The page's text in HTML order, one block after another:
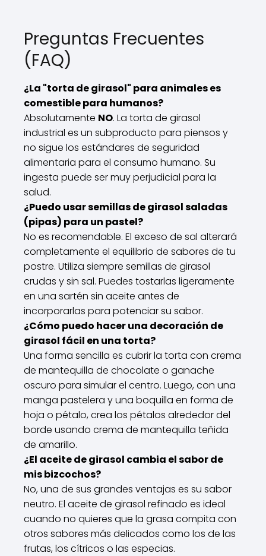
Preguntas Frecuentes
(FAQ)
¿La "torta de girasol" para animales es
comestible para humanos?
Absolutamente NO. La torta de girasol
industrial es un subproducto para piensos y
no sigue los estándares de seguridad
alimentaria para el consumo humano. Su
ingesta puede ser muy perjudicial para la
salud.
¿Puedo usar semillas de girasol saladas
(pipas) para un pastel?
No es recomendable. El exceso de sal alterará
completamente el equilibrio de sabores de tu
postre. Utiliza siempre semillas de girasol
crudas y sin sal. Puedes tostarlas ligeramente
en una sartén sin aceite antes de
incorporarlas para potenciar su sabor.
¿Cómo puedo hacer una decoración de
girasol fácil en una torta?
Una forma sencilla es cubrir la torta con crema
de mantequilla de chocolate o ganache
oscuro para simular el centro. Luego, con una
manga pastelera y una boquilla en forma de
hoja o pétalo, crea los pétalos alrededor del
borde usando crema de mantequilla teñida
de amarillo.
¿El aceite de girasol cambia el sabor de
mis bizcochos?
No, una de sus grandes ventajas es su sabor
neutro. El aceite de girasol refinado es ideal
cuando no quieres que la grasa compita con
otros sabores más delicados como los de las
frutas, los cítricos o las especias.